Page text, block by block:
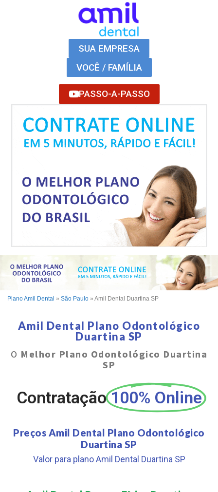
SUA EMPRESA
VOCÊ / FAMÍLIA
PASSO-A-PASSO
Plano Amil Dental » São Paulo » Amil Dental Duartina SP
Amil Dental Plano Odontológico
Duartina SP
O Melhor Plano Odontológico Duartina
SP
Contratação 100% Online
Preços Amil Dental Plano Odontológico
Duartina SP
Valor para plano Amil Dental Duartina SP